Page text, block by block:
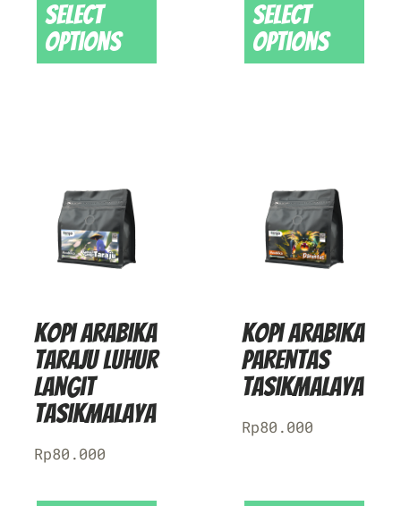
Select
options
Select
options
Kopi Arabika
Taraju Luhur
Langit
Tasikmalaya
Rp80.000
Kopi Arabika
Parentas
Tasikmalaya
Rp80.000